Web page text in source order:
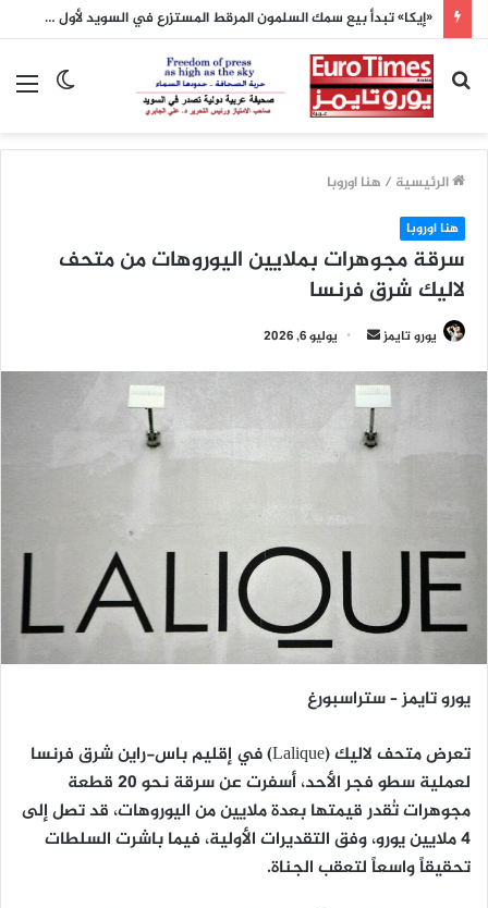
«إيكا» تبدأ بيع سمك السلمون المرقط المستزرع في السويد لأول مرة
الوضع
بحث
عن
الرئيسية / هنا اوروبا
هنا اوروبا
سرقة مجوهرات بملايين اليوروهات من متحف
لاليك شرق فرنسا
يورو تايمز
أرسل
إلكترونيا
يوليو 6, 2026
يورو تايمز – ستراسبورغ
تعرض متحف لاليك (Lalique) في إقليم باس-راين شرق فرنسا
لعملية سطو فجر الأحد، أسفرت عن سرقة نحو 20 قطعة
مجوهرات تُقدر قيمتها بعدة ملايين من اليوروهات، قد تصل إلى
4 ملايين يورو، وفق التقديرات الأولية، فيما باشرت السلطات
تحقيقاً واسعاً لتعقب الجناة.